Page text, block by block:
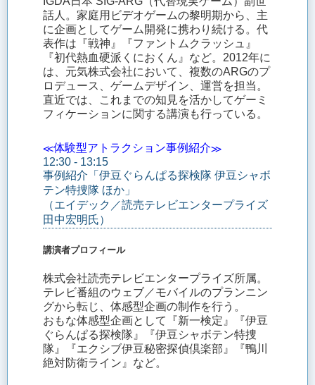
話人。家庭用ビデオゲームの黎明期から、主
に企画としてゲーム開発に携わり続ける。代
表作は『戦神』『ファントムクラッシュ』
『初代熱血硬派くにおくん』など。2012年に
は、元気株式会社において、複数のARGのプ
ロデュース、ゲームデザイン、運営を担当。
直近では、これまでの知見を活かしてゲーミ
フィケーションに関する講演も行っている。
≪体験型アトラクション事例紹介≫
12:30 - 13:15
事例紹介「伊豆ぐらんぱる探検隊 伊豆シャボ
テン特捜隊 ほか」
（エイデック／読売テレビエンタープライズ
田中宏明氏）
講演者プロフィール
株式会社読売テレビエンタープライズ所属。
テレビ番組のウェブ／モバイルのプランニン
グから転じ、体感型企画の制作を行う。
おもな体感型企画として『新一検定』『伊豆
ぐらんぱる探検隊』『伊豆シャボテン特捜
隊』『エクシブ伊豆秘密探偵倶楽部』『鴨川
絶対防衛ライン』など。